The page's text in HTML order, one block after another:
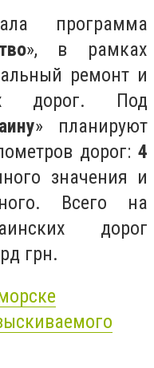
программа
», в рамках
ремонт и
дорог. Под
» планируют
дорог:4
значения и
Всего на
дорог
грн.